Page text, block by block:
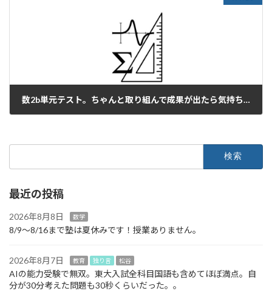
数2b単元テスト。ちゃんと取り組んで成果が出たら気持ちいいよ！と思う。
最近の投稿
2026年8月8日 数学
8/9～8/16まで塾は夏休みです！授業ありません。
2026年8月7日 教育 独り言 松谷
AIの能力受験で無双。東大入試全科目国語も含めてほぼ満点。自
分が30分考えた問題も30秒くらいだった。。